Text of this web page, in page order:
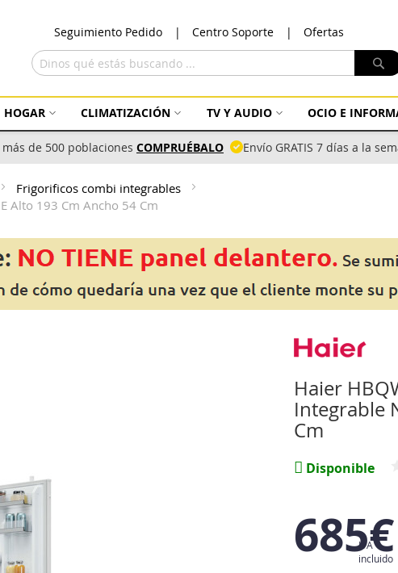
Seguimiento Pedido Centro Soporte Ofertas
contenido
HOGAR CLIMATIZACIÓN TV Y AUDIO OCIO E
de 500 poblaciones COMPRUÉBALO Envío GRATIS 7 días a la
Frigorificos combi integrables
Alto 193 Cm Ancho 54 Cm
Haier
Integrable
Cm
Disponible
685€
IVA
incluido